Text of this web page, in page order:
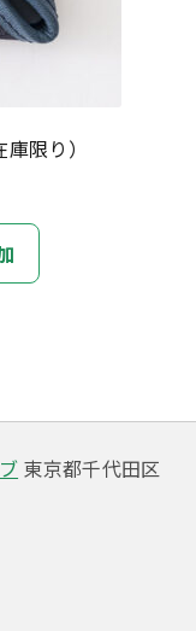
限り）
東京都千代田区